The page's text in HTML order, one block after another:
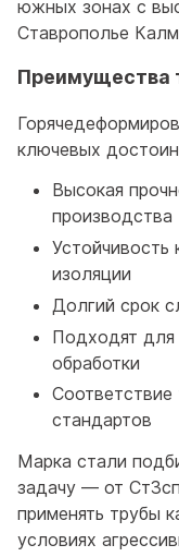
южных зонах с
Ставрополье
Преимущества
ключевых
Высокая
производства
Устойчивость
изоляции
Долгий срок
Подходят для
обработки
стандартов
Марка стали
задачу — от
применять трубы
условиях